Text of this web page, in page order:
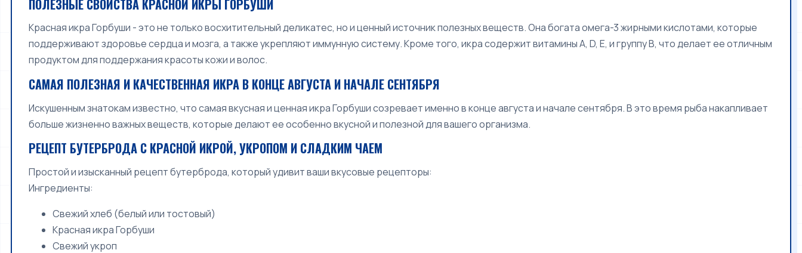
ПОЛЕЗНЫЕ СВОЙСТВА КРАСНОЙ ИКРЫ ГОРБУШИ
Красная икра Горбуши - это не только восхитительный деликатес, но и ценный источник полезных веществ. Она богата омега-3 жирными кислотами, которые
поддерживают здоровье сердца и мозга, а также укрепляют иммунную систему. Кроме того, икра содержит витамины А, D, E, и группу В, что делает ее отличным
продуктом для поддержания красоты кожи и волос.
САМАЯ ПОЛЕЗНАЯ И КАЧЕСТВЕННАЯ ИКРА В КОНЦЕ АВГУСТА И НАЧАЛЕ СЕНТЯБРЯ
Искушенным знатокам известно, что самая вкусная и ценная икра Горбуши созревает именно в конце августа и начале сентября. В это время рыба накапливает
больше жизненно важных веществ, которые делают ее особенно вкусной и полезной для вашего организма.
РЕЦЕПТ БУТЕРБРОДА С КРАСНОЙ ИКРОЙ, УКРОПОМ И СЛАДКИМ ЧАЕМ
Простой и изысканный рецепт бутерброда, который удивит ваши вкусовые рецепторы:
Ингредиенты:
Свежий хлеб (белый или тостовый)
Красная икра Горбуши
Свежий укроп